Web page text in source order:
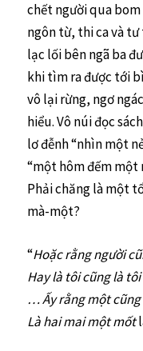
chết người qua
ngôn từ, thi ca và
lạc lối bên ngã ba
khi tìm ra được tới
vô lại rừng, ngơ
hiểu. Vô núi đọc
lơ đễnh “nhìn một
“một hôm đếm một
Phải chăng là một
mà-một?
“Hoặc rằng người
Hay là tôi cũng là
… Ấy rằng một cũng
Là hai mai một mốt